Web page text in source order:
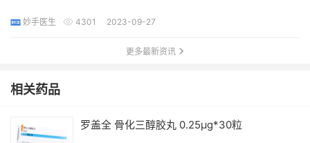
妙手医生 4301 2023-09-27
更多最新资讯
相关药品
罗盖全 骨化三醇胶丸 0.25μg*30粒